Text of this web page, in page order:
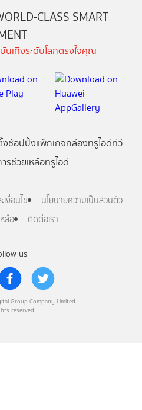
us
Group Company Limited.
reserved
CLASS SMART
เทิงระดับโลกตรงใจคุณ
งช้อปปิ้งแพ็กเกจกล่องทรูไอดีทีวี
รช่วยเหลือทรูไอดี
งื่อนไข
นโยบายความเป็นส่วนตัว
ลือ
ติดต่อเรา